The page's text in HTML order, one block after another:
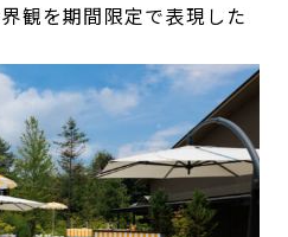
観を期間限定で表現した